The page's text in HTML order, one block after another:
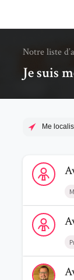
Notre liste
Je suis
Me
Voir le profil
Voir le profil
Voir le